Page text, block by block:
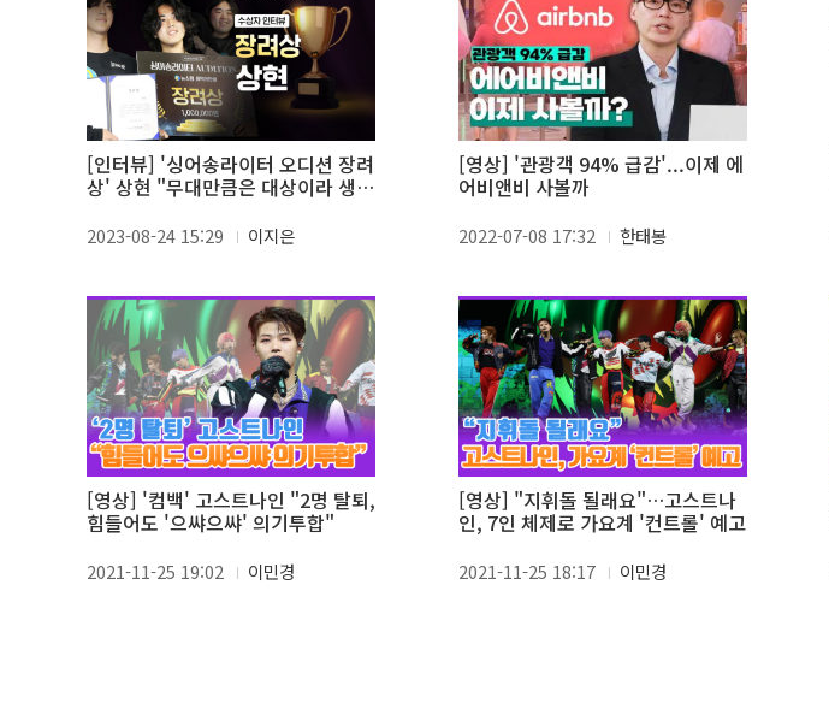
[인터뷰] '싱어송라이터 오디션 장려
상' 상현 "무대만큼은 대상이라 생
2023-08-24 15:29 이지은
[영상] '관광객 94% 급감'...이제 에
어비앤비 사볼까
2022-07-08 17:32 한태봉
[영상] '컴백' 고스트나인 "2명 탈퇴,
힘들어도 '으쌰으쌰' 의기투합"
2021-11-25 19:02 이민경
[영상] "지휘돌 될래요"…고스트나
인, 7인 체제로 가요계 '컨트롤' 예고
2021-11-25 18:17 이민경